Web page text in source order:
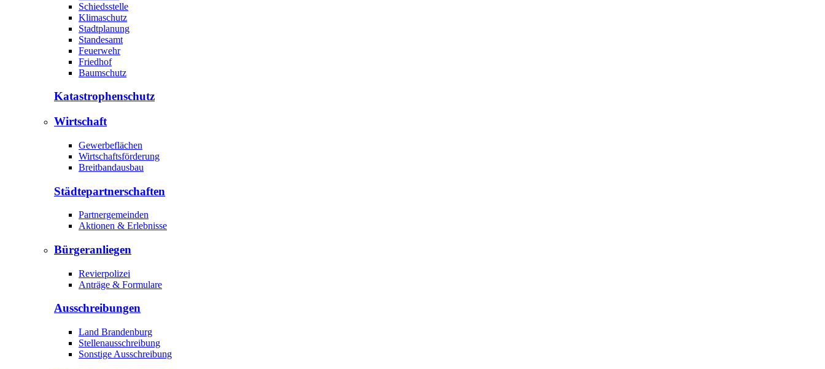
Schiedsstelle
Klimaschutz
Stadtplanung
Standesamt
Feuerwehr
Friedhof
Baumschutz
Katastrophen­schutz
Wirtschaft
Gewerbeflächen
Wirtschaftsförderung
Breitbandausbau
Städte­partnerschaften
Partnergemeinden
Aktionen & Erlebnisse
Bürgeranliegen
Revierpolizei
Anträge & Formulare
Ausschreibungen
Land Brandenburg
Stellenausschreibung
Sonstige Ausschreibung